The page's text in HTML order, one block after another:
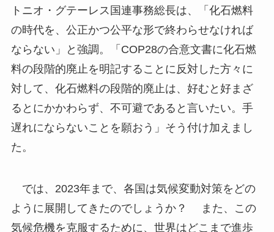
トニオ・グテーレス国連事務総長は、「化石燃料
の時代を、公正かつ公平な形で終わらせなければ
ならない」と強調。「COP28の合意文書に化石燃
料の段階的廃止を明記することに反対した方々に
対して、化石燃料の段階的廃止は、好むと好まざ
るとにかかわらず、不可避であると言いたい。手
遅れにならないことを願おう」そう付け加えまし
た。
では、2023年まで、各国は気候変動対策をどの
ように展開してきたのでしょうか？ また、この
気候危機を克服するために、世界はどこまで進歩